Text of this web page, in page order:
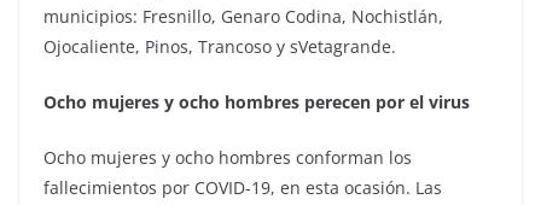
municipios: Fresnillo, Genaro Codina, Nochistlán,
Ojocaliente, Pinos, Trancoso y sVetagrande.
Ocho mujeres y ocho hombres perecen por el virus
Ocho mujeres y ocho hombres conforman los
fallecimientos por COVID-19, en esta ocasión. Las